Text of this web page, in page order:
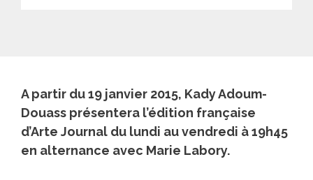
A partir du 19 janvier 2015, Kady Adoum-
Douass présentera l’édition française
d’Arte Journal du lundi au vendredi à 19h45
en alternance avec Marie Labory.